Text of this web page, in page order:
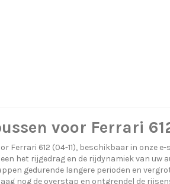
voor Ferrari
612 (04-11), beschikbaar in onze
het rijgedrag en de rijdynamiek van uw
gedurende langere perioden en
nog de overstap en ontgrendel de